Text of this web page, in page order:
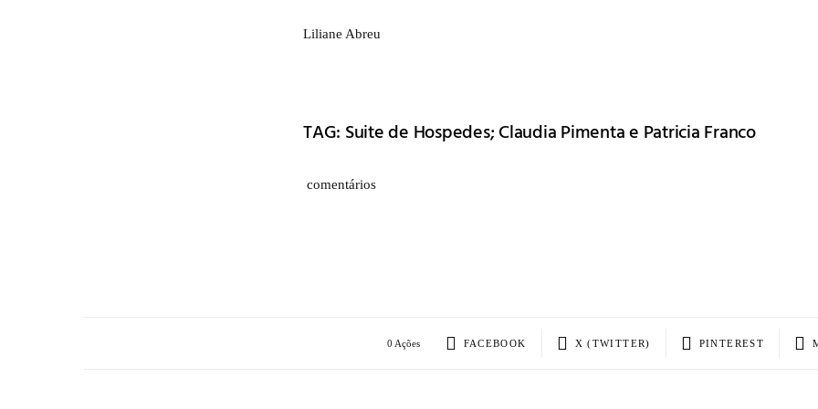
Liliane Abreu
TAG: Suite de Hospedes; Claudia Pimenta e Patricia Franco
comentários
0 Ações FACEBOOK X (TWITTER) PINTEREST